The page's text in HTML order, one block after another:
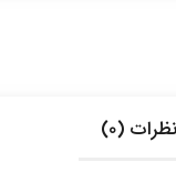
نظرات (0)